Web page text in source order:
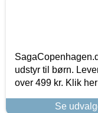
udstyr til børn.
over 499 kr. Klik
Se